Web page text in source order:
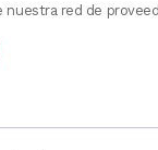
nuestra red de